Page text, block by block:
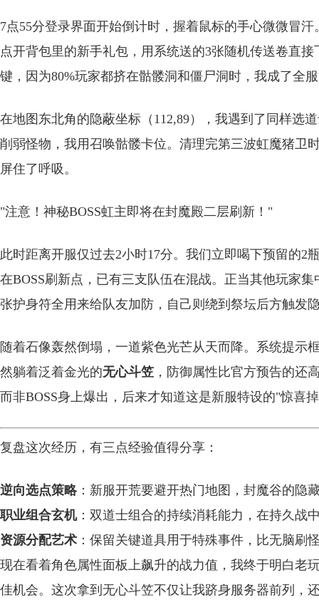
7点55分登录界面开始倒计时，握着鼠标的手心微微冒
点开背包里的新手礼包，用系统送的3张随机传送卷直
键，因为80%玩家都挤在骷髅洞和僵尸洞时，我成了全
在地图东北角的隐蔽坐标（112,89），我遇到了同样选
削弱怪物，我用召唤骷髅卡位。清理完第三波虹魔猪
屏住了呼吸。
"注意！神秘BOSS虹主即将在封魔殿二层刷新！"
此时距离开服仅过去2小时17分。我们立即喝下预留的2
在BOSS刷新点，已有三支队伍在混战。正当其他玩家
张护身符全用来给队友加防，自己则绕到祭坛后方触发
随着石像轰然倒塌，一道紫色光芒从天而降。系统提
然躺着泛着金光的无心斗笠 ，防御属性比官方预告的还
而非BOSS身上爆出，后来才知道这是新服特设的"惊喜
复盘这次经历，有三点经验值得分享：
逆向选点策略 ：新服开荒要避开热门地图，封魔谷的隐
职业组合玄机：双道士组合的持续消耗能力，在持久战
资源分配艺术 ：保留关键道具用于特殊事件，比无脑刷
现在看着角色属性面板上飙升的战力值，我终于明白老
佳机会。这次拿到无心斗笠不仅让我跻身服务器前列，